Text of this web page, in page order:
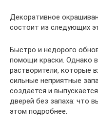
Декоративное
состоит из следующих
Быстро и недорого
помощи краски. Однако
растворители, которые
сильные неприятные
создается и
дверей без запаха: что
этом подробнее.